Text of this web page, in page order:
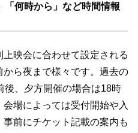
「何時から」など時間情報
映会に合わせて設定される
ら夜まで様々です。過去の
後、夕方開催の場合は18時
場によっては受付開始や入
前にチケット記載の案内も